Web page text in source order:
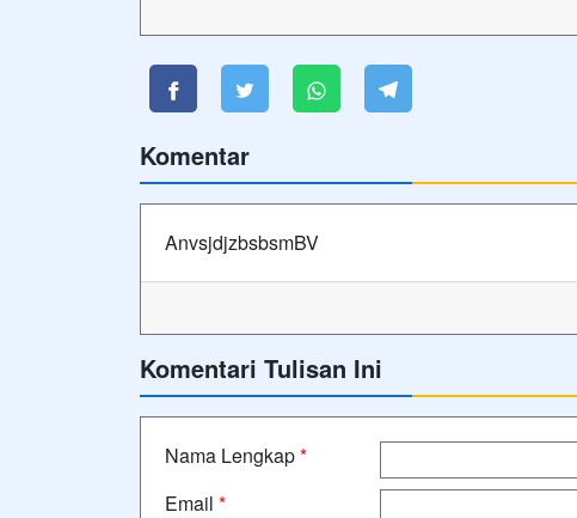
Komentar
AnvsjdjzbsbsmBV
Komentari Tulisan Ini
Nama Lengkap*
Email *